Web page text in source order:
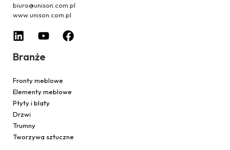
biuro@unison.com.pl
www.unison.com.pl
Branże
Fronty meblowe
Elementy meblowe
Płyty i blaty
Drzwi
Trumny
Tworzywa sztuczne